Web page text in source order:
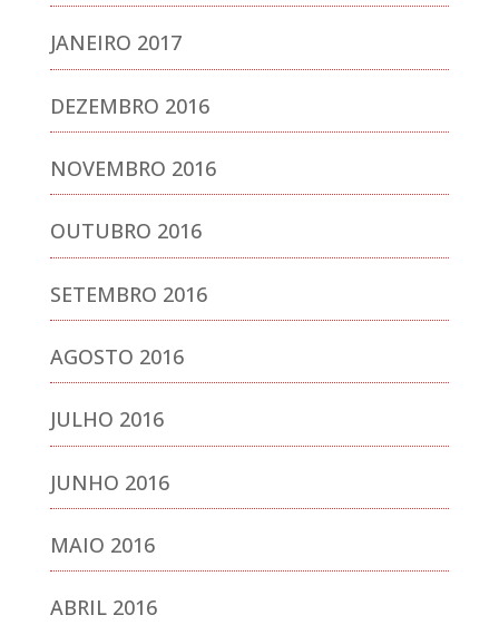
JANEIRO 2017
DEZEMBRO 2016
NOVEMBRO 2016
OUTUBRO 2016
SETEMBRO 2016
AGOSTO 2016
JULHO 2016
JUNHO 2016
MAIO 2016
ABRIL 2016